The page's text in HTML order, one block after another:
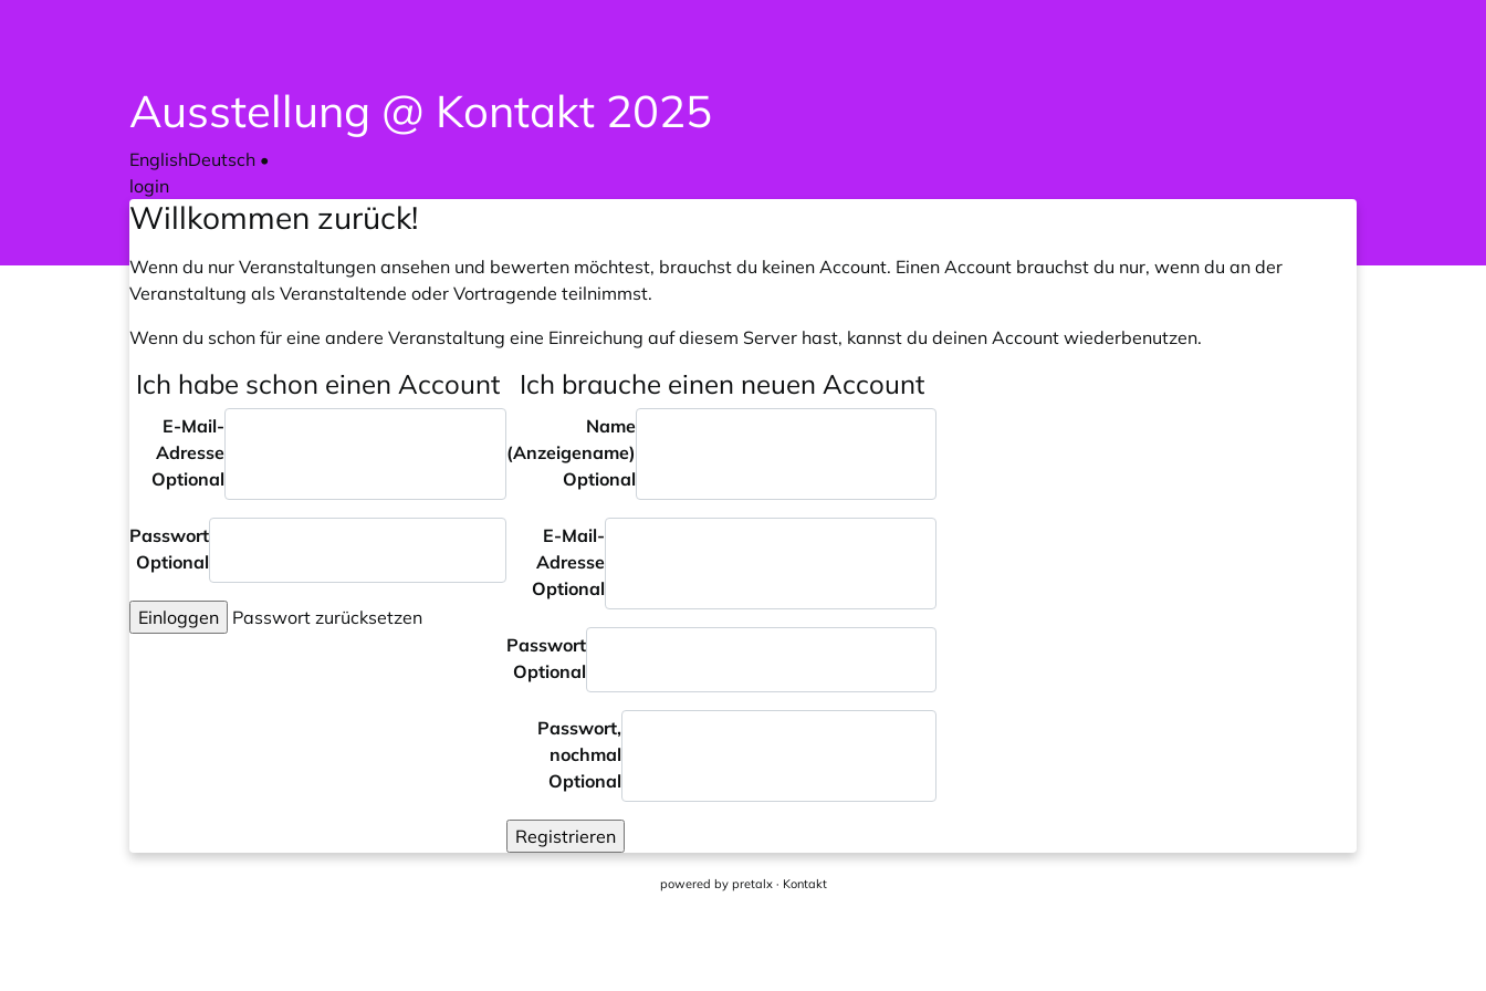
Ausstellung @ Kontakt 2025
EnglishDeutsch •
login
Willkommen zurück!
Wenn du nur Veranstaltungen ansehen und bewerten möchtest, brauchst du keinen Account. Einen Account brauchst du nur, wenn du an der
Veranstaltung als Veranstaltende oder Vortragende teilnimmst.
Wenn du schon für eine andere Veranstaltung eine Einreichung auf diesem Server hast, kannst du deinen Account wiederbenutzen.
Ich habe schon einen Account
E-Mail-
Adresse
Optional
Passwort
Optional
Einloggen Passwort zurücksetzen
Ich brauche einen neuen Account
Name
(Anzeigename)
Optional
E-Mail-
Adresse
Optional
Passwort
Optional
Passwort,
nochmal
Optional
Registrieren
powered by pretalx· Kontakt